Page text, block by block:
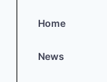
Home
News